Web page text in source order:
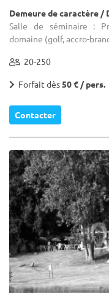
Demeure de caractère /
Salle de séminaire :
domaine (golf, accro-
20-250
Forfait dès50 € / pers.
Contacter